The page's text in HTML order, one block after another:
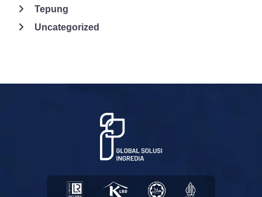
Tepung
Uncategorized